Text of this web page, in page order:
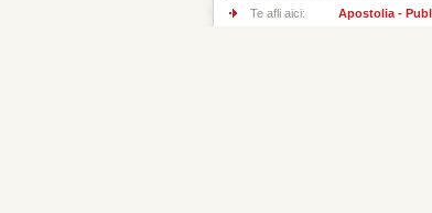
Te afli aici: Apostolia -